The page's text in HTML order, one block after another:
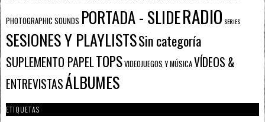
PHOTOGRAPHIC SOUNDS PORTADA - SLIDERADIO SERIES
SESIONES Y PLAYLISTSSin categoría
SUPLEMENTO PAPELTOPSVIDEOJUEGOS Y MÚSICAVÍDEOS &
ENTREVISTASÁLBUMES
ETIQUETAS